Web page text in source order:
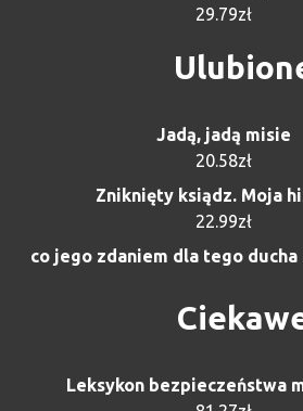
29.79zł
Jadą, jadą misie
20.58zł
Zniknięty ksiądz. Moja
22.99zł
co jego zdaniem dla tego ducha
Leksykon bezpieczeństwa